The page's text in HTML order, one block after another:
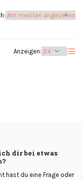
Anzeigen:
dir bei etwas
hast du eine Frage oder